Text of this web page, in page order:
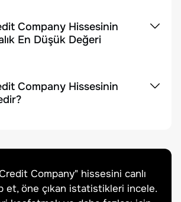
Company Hissesinin
En Düşük Değeri
Company Hissesinin
Company" hissesini canlı
et, öne çıkan istatistikleri incele.